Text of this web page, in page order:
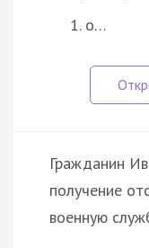
о…
Гражданин
получение
военную